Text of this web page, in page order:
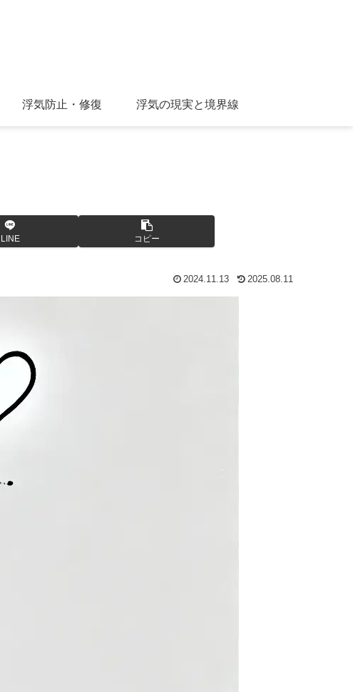
浮気防止・修復 浮気の現実と境界線
LINE コピー
2024.11.13 2025.08.11